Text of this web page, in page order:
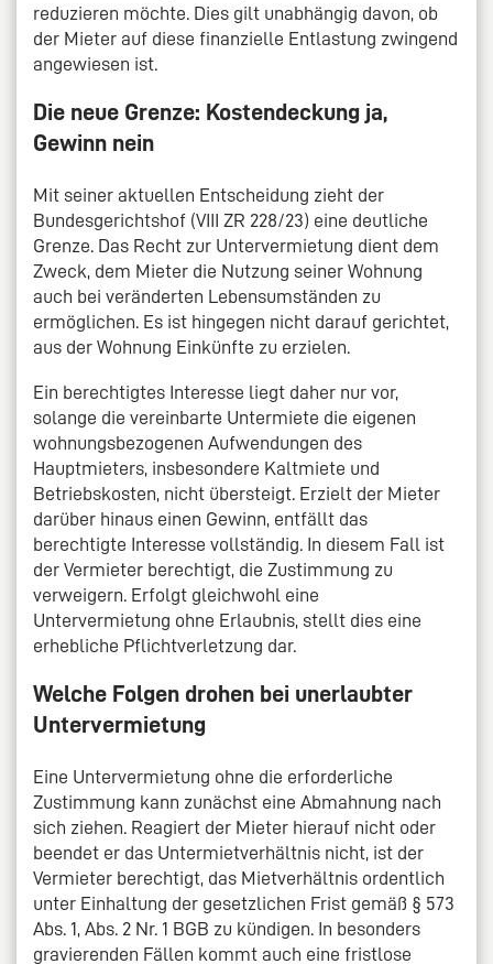
reduzieren möchte. Dies gilt unabhängig davon, ob
der Mieter auf diese finanzielle Entlastung zwingend
angewiesen ist.
Die neue Grenze: Kostendeckung ja,
Gewinn nein
Mit seiner aktuellen Entscheidung zieht der
Bundesgerichtshof (VIII ZR 228/23) eine deutliche
Grenze. Das Recht zur Untervermietung dient dem
Zweck, dem Mieter die Nutzung seiner Wohnung
auch bei veränderten Lebensumständen zu
ermöglichen. Es ist hingegen nicht darauf gerichtet,
aus der Wohnung Einkünfte zu erzielen.
Ein berechtigtes Interesse liegt daher nur vor,
solange die vereinbarte Untermiete die eigenen
wohnungsbezogenen Aufwendungen des
Hauptmieters, insbesondere Kaltmiete und
Betriebskosten, nicht übersteigt. Erzielt der Mieter
darüber hinaus einen Gewinn, entfällt das
berechtigte Interesse vollständig. In diesem Fall ist
der Vermieter berechtigt, die Zustimmung zu
verweigern. Erfolgt gleichwohl eine
Untervermietung ohne Erlaubnis, stellt dies eine
erhebliche Pflichtverletzung dar.
Welche Folgen drohen bei unerlaubter
Untervermietung
Eine Untervermietung ohne die erforderliche
Zustimmung kann zunächst eine Abmahnung nach
sich ziehen. Reagiert der Mieter hierauf nicht oder
beendet er das Untermietverhältnis nicht, ist der
Vermieter berechtigt, das Mietverhältnis ordentlich
unter Einhaltung der gesetzlichen Frist gemäß § 573
Abs. 1, Abs. 2 Nr. 1 BGB zu kündigen. In besonders
gravierenden Fällen kommt auch eine fristlose